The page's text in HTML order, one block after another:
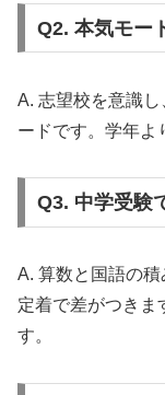
Q2. 本気モー
A. 志望校を意識
ードです。学年よ
Q3. 中学受験
A. 算数と国語の
定着で差がつきま
す。